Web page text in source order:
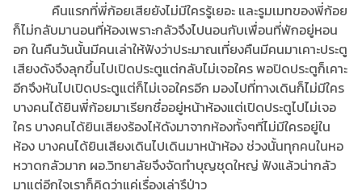
คืนแรกที่พี่ก้อยเสียยังไม่มีใครรู้เยอะ และรูมเมทของพี่ก้อย
ก็ไม่กลับมานอนที่ห้องเพราะกลัวจึงไปนอนกับเพื่อนที่พักอยู่หอน
อก ในคืนวันนั้นมีคนเล่าให้ฟังว่าประมาณเที่ยงคืนมีคนมาเคาะประตู
เสียงดังจึงลุกขึ้นไปเปิดประตูแต่กลับไม่เจอใคร พอปิดประตูก็เคาะ
อีกจึงหันไปเปิดประตูแต่ก็ไม่เจอใครอีก มองไปที่ทางเดินก็ไม่มีใคร
บางคนได้ยินพี่ก้อยมาเรียกชื่ออยู่หน้าห้องแต่เปิดประตูไปไม่เจอ
ใคร บางคนได้ยินเสียงร้องไห้ดังมาจากห้องทั้งๆที่ไม่มีใครอยู่ใน
ห้อง บางคนได้ยินเสียงเดินไปเดินมาหน้าห้อง ช่วงนั้นทุกคนในหอ
หวาดกลัวมาก ผอ.วิทยาลัยจึงจัดทำบุญชุดใหญ่ ฟังแล้วน่ากลัว
มาแต่อีกใจเราก็คิดว่าแค่เรื่องเล่ารึป่าว